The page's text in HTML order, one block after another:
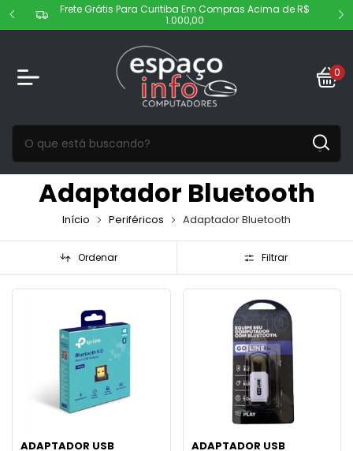
Frete Grátis Para Curitiba Em Compras Acima de R$
1.000,00
0
Adaptador Bluetooth
Início Periféricos Adaptador Bluetooth
Ordenar Filtrar
ADAPTADOR USB ADAPTADOR USB